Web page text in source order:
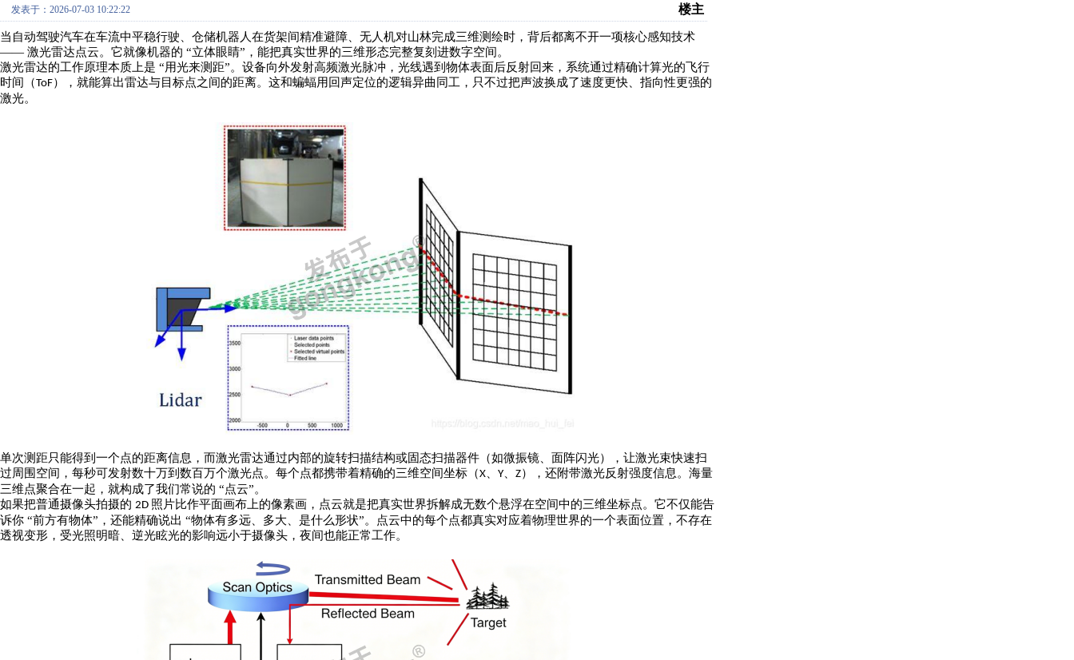
发表于：2026-07-03 10:22:22 楼主
当自动驾驶汽车在车流中平稳行驶、仓储机器人在货架间精准避障、无人机对山林完成三维测绘时，背后都离不开一项核心感知技术
—— 激光雷达点云。它就像机器的 “立体眼睛”，能把真实世界的三维形态完整复刻进数字空间。
激光雷达的工作原理本质上是 “用光来测距”。设备向外发射高频激光脉冲，光线遇到物体表面后反射回来，系统通过精确计算光的飞行
时间（ToF），就能算出雷达与目标点之间的距离。这和蝙蝠用回声定位的逻辑异曲同工，只不过把声波换成了速度更快、指向性更强的
激光。
单次测距只能得到一个点的距离信息，而激光雷达通过内部的旋转扫描结构或固态扫描器件（如微振镜、面阵闪光），让激光束快速扫
过周围空间，每秒可发射数十万到数百万个激光点。每个点都携带着精确的三维空间坐标（X Y Z），还附带激光反射强度信息。海量
三维点聚合在一起，就构成了我们常说的 “点云”。
如果把普通摄像头拍摄的 2D 照片比作平面画布上的像素画，点云就是把真实世界拆解成无数个悬浮在空间中的三维坐标点。它不仅能告
诉你 “前方有物体”，还能精确说出 “物体有多远、多大、是什么形状”。点云中的每个点都真实对应着物理世界的一个表面位置，不存在
透视变形，受光照明暗、逆光眩光的影响远小于摄像头，夜间也能正常工作。